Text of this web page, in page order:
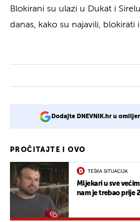
Blokirani su ulazi u Dukat i
danas, kako su najavili, blokirati
Dodajte DNEVNIK.hr u
PROČITAJTE I OVO
TEŠKA SITUACIJA
Mljekari u sve
nam je trebao prije